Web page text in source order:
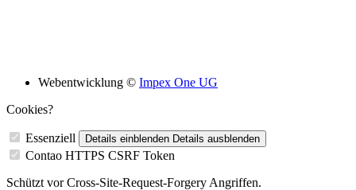
Webentwicklung © Impex One UG
Cookies?
Essenziell Details einblenden Details ausblenden
Contao HTTPS CSRF Token
Schützt vor Cross-Site-Request-Forgery Angriffen.